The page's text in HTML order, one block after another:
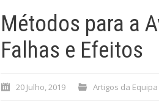
Métodos para a
Falhas e Efeitos
20 Julho, 2019 Artigos da Equipa